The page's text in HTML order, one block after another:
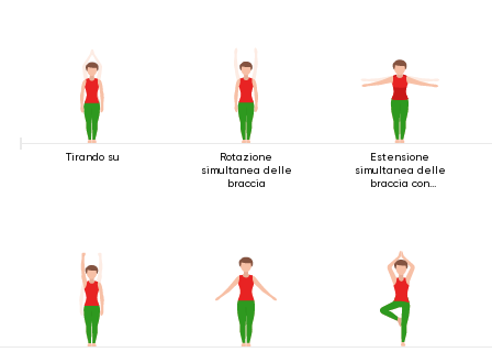
Tirando su
Rotazione
simultanea delle
braccia
Estensione
simultanea delle
braccia con